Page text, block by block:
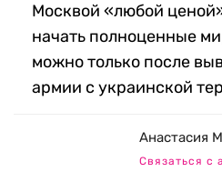
Москвой «любой
начать полноценные
можно только после
армии с украинской
Анастасия
Связаться с